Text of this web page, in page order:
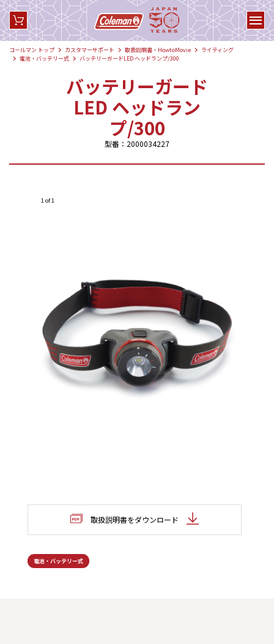
コールマン トップ カスタマーサポート 取扱説明書・HowtoMovie
ライティング
電池・バッテリー式
バッテリーガードLED ヘッドランプ/300
バッテリーガード
LED ヘッドラン
プ/300
型番：2000034227
1 of 1
取扱説明書をダウンロード
電池・バッテリー式